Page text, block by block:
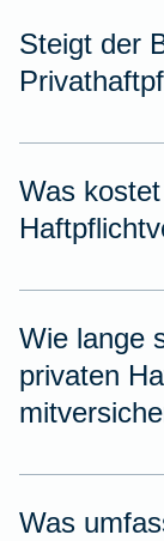
Steigt der
Was
Wie lange
privaten
Was